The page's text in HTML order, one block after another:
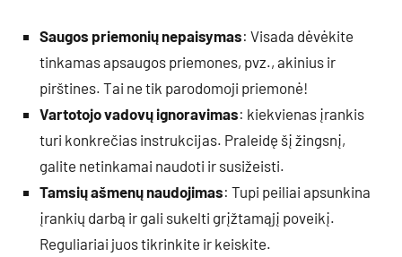
Saugos priemonių nepaisymas: Visada dėvėkite
tinkamas apsaugos priemones, pvz., akinius ir
pirštines. Tai ne tik parodomoji priemonė!
Vartotojo vadovų ignoravimas: kiekvienas įrankis
turi konkrečias instrukcijas. Praleidę šį žingsnį,
galite netinkamai naudoti ir susižeisti.
Tamsių ašmenų naudojimas: Tupi peiliai apsunkina
įrankių darbą ir gali sukelti grįžtamąjį poveikį.
Reguliariai juos tikrinkite ir keiskite.